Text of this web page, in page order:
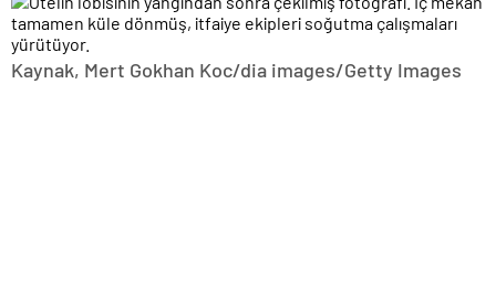
Kaynak, Mert Gokhan Koc/dia images/Getty Images